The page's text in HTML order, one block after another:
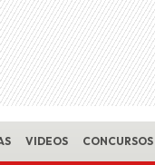
VIDEOS CONCURSOS